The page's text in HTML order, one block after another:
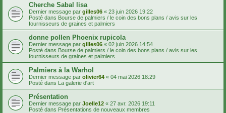
Cherche Sabal lisa
Dernier message par gilles06 « 23 juin 2026 19:22
Posté dans Bourse de palmiers / le coin des bons plans / avis sur les
fournisseurs de graines et palmiers
donne pollen Phoenix rupicola
Dernier message par gilles06 « 02 juin 2026 14:54
Posté dans Bourse de palmiers / le coin des bons plans / avis sur les
fournisseurs de graines et palmiers
Palmiers à la Warhol
Dernier message par olivier64 « 04 mai 2026 18:29
Posté dans La galerie d'art
Présentation
Dernier message par Joelle12 « 27 avr. 2026 19:11
Posté dans Présentations de nouveaux membres